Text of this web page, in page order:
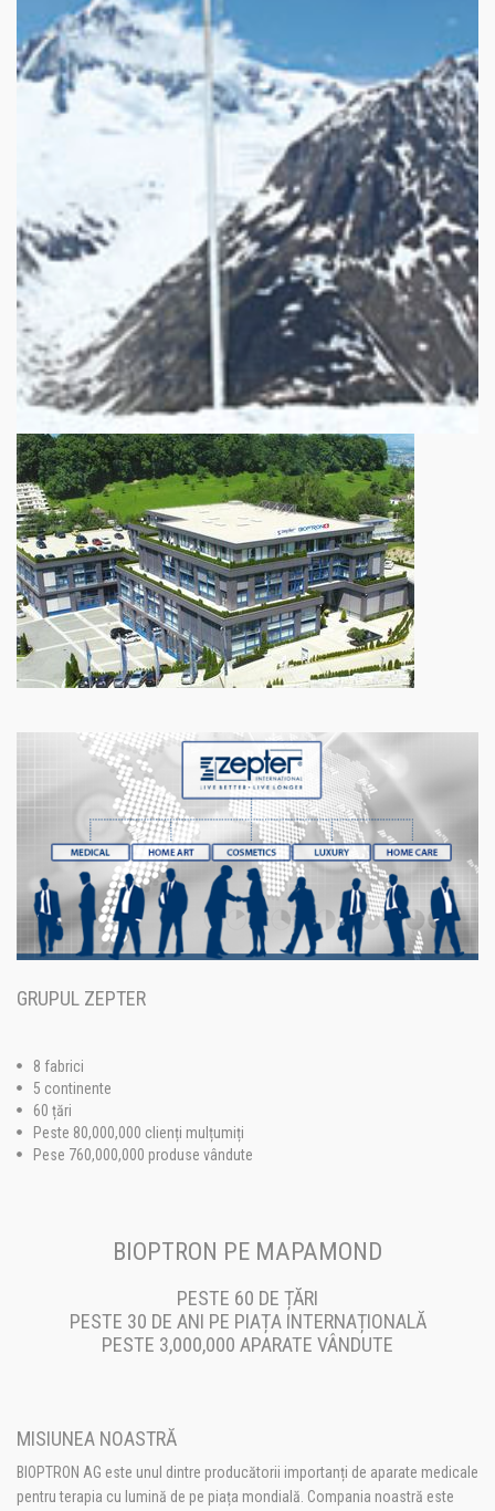
GRUPUL ZEPTER
8 fabrici
5 continente
60 țări
Peste 80,000,000 clienți mulțumiți
Pese 760,000,000 produse vândute
BIOPTRON PE MAPAMOND
PESTE 60 DE ȚĂRI
PESTE 30 DE ANI PE PIAȚA INTERNAȚIONALĂ
PESTE 3,000,000 APARATE VÂNDUTE
MISIUNEA NOASTRĂ
BIOPTRON AG este unul dintre producătorii importanți de aparate medicale
pentru terapia cu lumină de pe piața mondială. Compania noastră este